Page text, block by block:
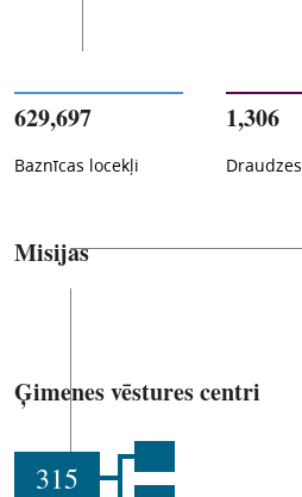
629,697
Baznīcas locekļi
1,306
Draudzes
Misijas
Ģimenes vēstures centri
315